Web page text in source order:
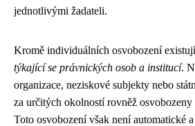
jednotlivými žadateli.
Kromě individuálních osvobození
týkající se právnických osob a institucí.
organizace, neziskové subjekty nebo
za určitých okolností rovněž
Toto osvobození však není automatické